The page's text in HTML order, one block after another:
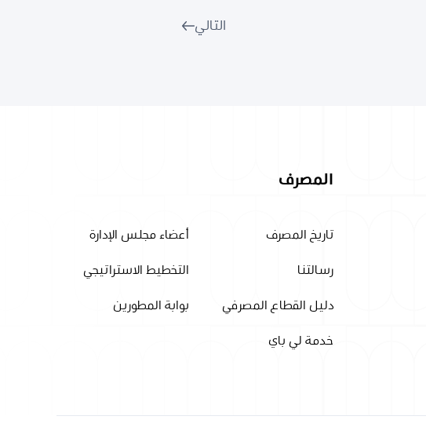
التالي
المصرف
تاريخ المصرف أعضاء مجلس الإدارة
رسالتنا التخطيط الاستراتيجي
دليل القطاع المصرفي بوابة المطورين
خدمة لي باي